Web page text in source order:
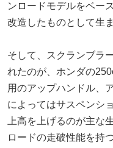
ンロードモデルをベー
改造したものとして生
そして、スクランブラ
れたのが、ホンダの
用のアップハンドル、
によってはサスペンシ
上高を上げるのが主な
ロードの走破性能を持